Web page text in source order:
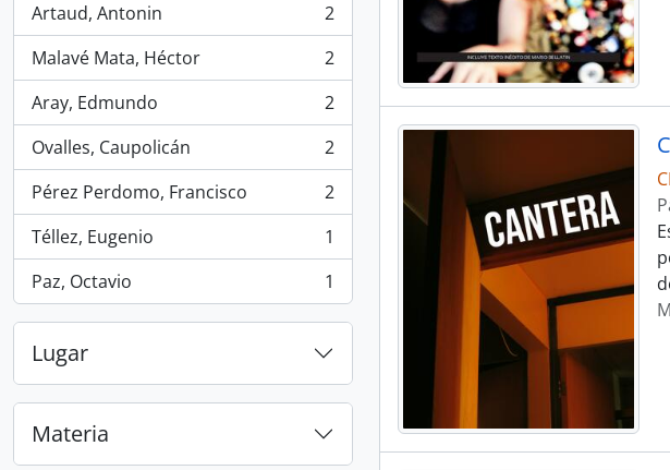
Artaud, Antonin
, 2 resultados
2
Malavé Mata, Héctor
, 2 resultados
2
Aray, Edmundo
, 2 resultados
2
Ovalles, Caupolicán
, 2 resultados
2
Pérez Perdomo, Francisco
, 2 resultados
2
Téllez, Eugenio
, 1 resultados
1
Paz, Octavio
, 1 resultados 1
Lugar
Materia